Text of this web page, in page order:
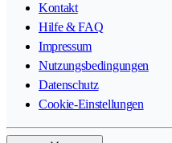
Kontakt
Hilfe & FAQ
Impressum
Nutzungsbedingungen
Datenschutz
Cookie-Einstellungen